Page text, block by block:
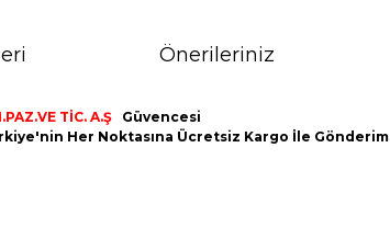
Önerileriniz
TİC. A.Ş
Güvencesi
Her Noktasına Ücretsiz Kargo İle Gönderim